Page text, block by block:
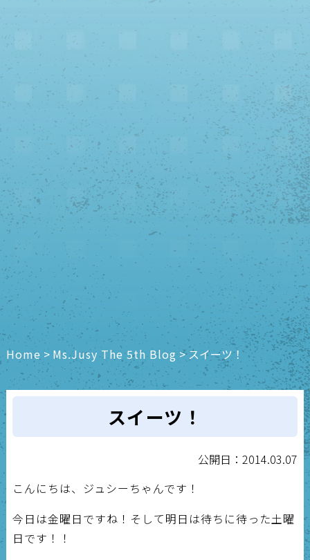
Home > Ms.Jusy The 5th Blog>スイーツ！
スイーツ！
公開日：2014.03.07
こんにちは、ジュシーちゃんです！
今日は金曜日ですね！そして明日は待ちに待った土曜
日です！！